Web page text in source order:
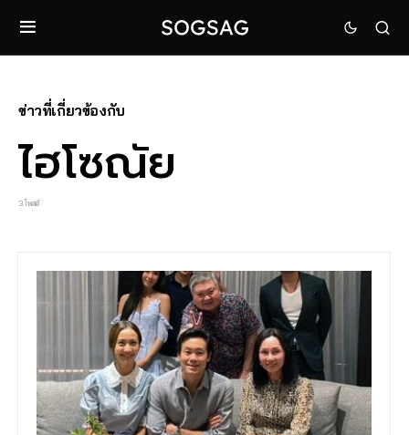
ข่าวที่เกี่ยวข้องกับ
ไฮโซณัย
3 โพสต์